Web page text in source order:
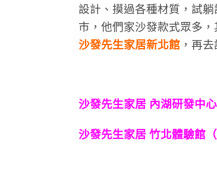
設計、摸過各種材質，試躺
市，他們家沙發款式眾多
沙發先生家居新北館 ，再
沙發先生家居 內湖研發中
沙發先生家居 竹北體驗館（